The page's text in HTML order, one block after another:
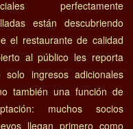
perfectamente
están descubriendo
el restaurante de calidad
al público les reporta
solo ingresos adicionales
también una función de
muchos socios
llegan primero como